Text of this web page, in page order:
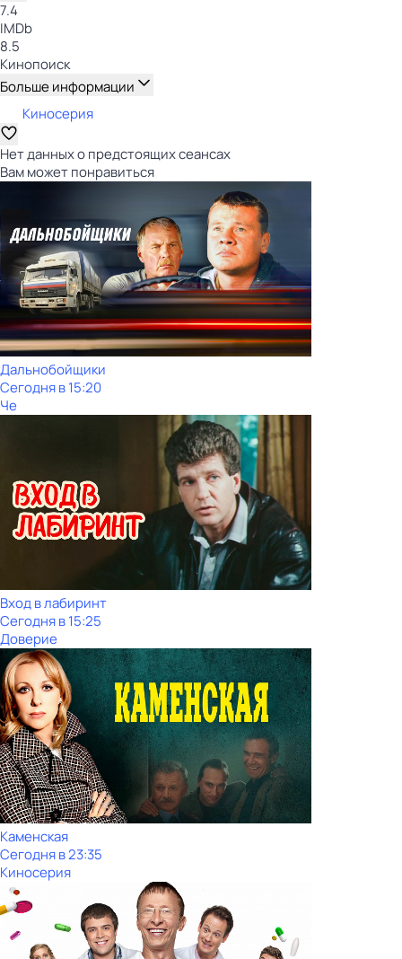
7.4
IMDb
8.5
Кинопоиск
Больше информации
Киносерия
Нет данных о предстоящих сеансах
Вам может понравиться
Дальнобойщики
Сегодня в 15:20
Че
Вход в лабиринт
Сегодня в 15:25
Доверие
Каменская
Сегодня в 23:35
Киносерия